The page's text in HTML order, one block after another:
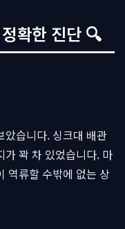
확한 진단 🔍
았습니다. 싱크대 배관
가 꽉 차 있었습니다. 마
역류할 수밖에 없는 상